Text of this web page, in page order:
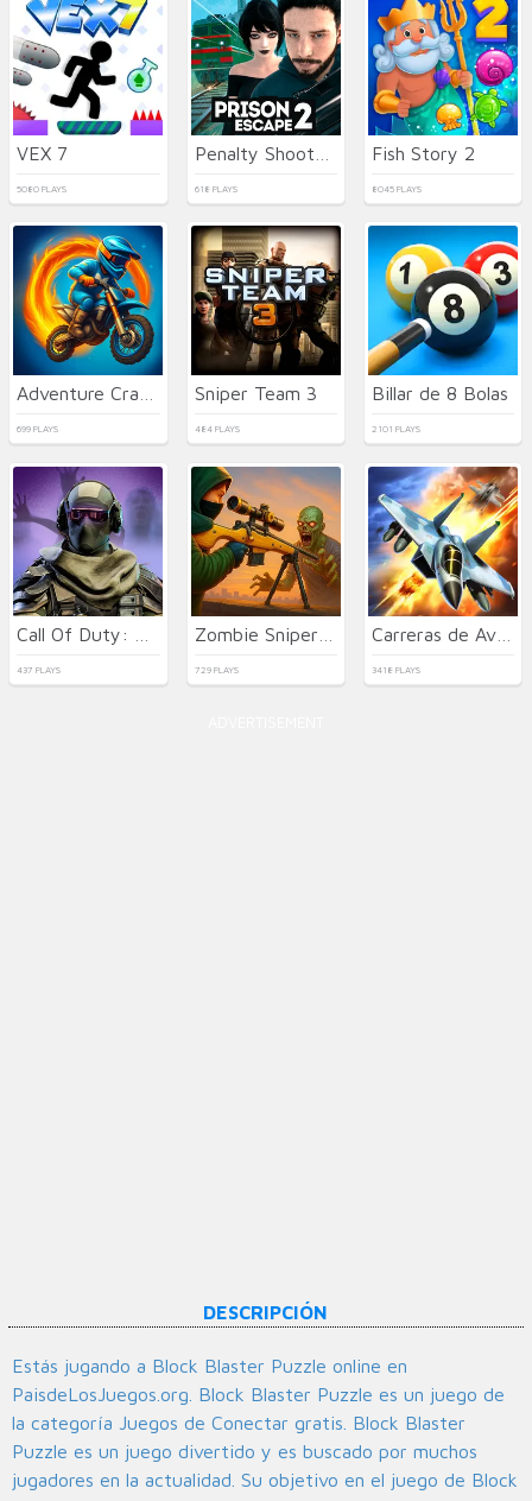
VEX 7
5080 PLAYS 618 PLAYS
Fish Story 2
8045 PLAYS
699 PLAYS
Sniper Team 3
484 PLAYS
Billar de 8 Bolas
2101 PLAYS
437 PLAYS 729 PLAYS
Carreras de Aviones de Combate a Reacción
3418 PLAYS
DESCRIPCIÓN
Estás jugando a Block Blaster Puzzle online en
PaisdeLosJuegos.org. Block Blaster Puzzle es un juego de
la categoría Juegos de Conectar gratis. Block Blaster
Puzzle es un juego divertido y es buscado por muchos
jugadores en la actualidad. Su objetivo en el juego de Block